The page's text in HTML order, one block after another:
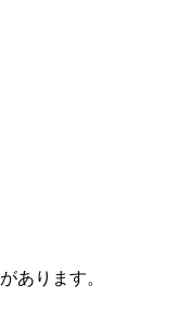
あります。